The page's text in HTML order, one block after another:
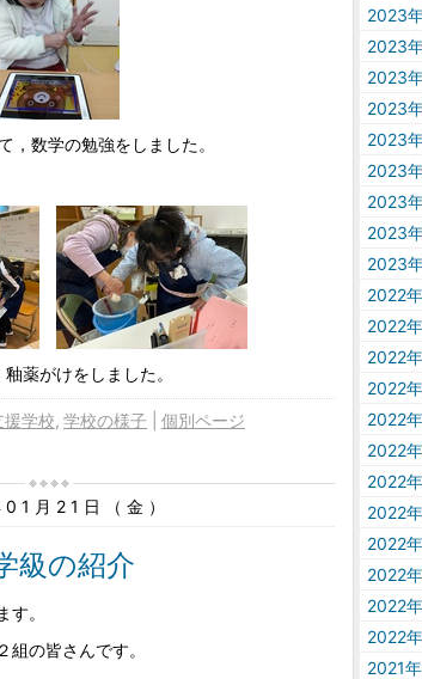
，数学の勉強をしました。
薬がけをしました。
援学校 学校の様子 個別ページ
月21日（金）
級の紹介
。
の皆さんです。
2023
2023
2023
2023
2023
2023
2023
2023
2023
2022
2022
2022
2022
2022
2022
2022
2022
2022
2022
2022
2022
2021